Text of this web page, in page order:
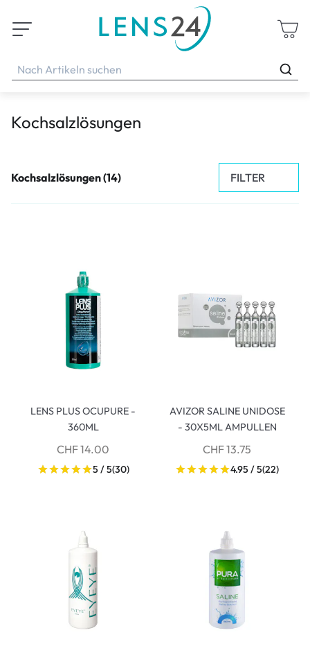
Kochsalzlösungen
Kochsalzlösungen (14) FILTER
LENS PLUS OCUPURE -
360ML
CHF 14.00
5 / 5(30)
AVIZOR SALINE UNIDOSE
- 30X5ML AMPULLEN
CHF 13.75
4.95 / 5(22)